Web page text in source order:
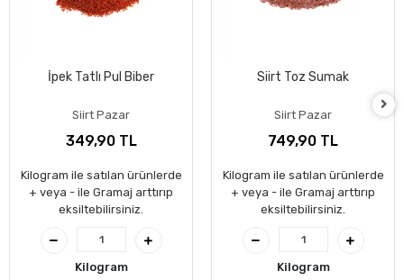
İpek Tatlı Pul Biber
Siirt Pazar
349,90 TL
Kilogram ile satılan ürünlerde
+ veya - ile Gramaj arttırıp
eksiltebilirsiniz.
Kilogram
Siirt Toz Sumak
Siirt Pazar
749,90 TL
Kilogram ile satılan ürünlerde
+ veya - ile Gramaj arttırıp
eksiltebilirsiniz.
Kilogram